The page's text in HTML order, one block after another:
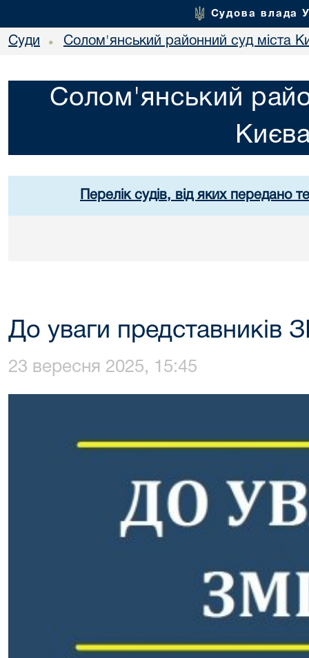
Судова влада
Суди • Солом'янський районний суд міста
Солом'янський
Перелік судів, від яких передано
До уваги представників
23 вересня 2025, 15:45